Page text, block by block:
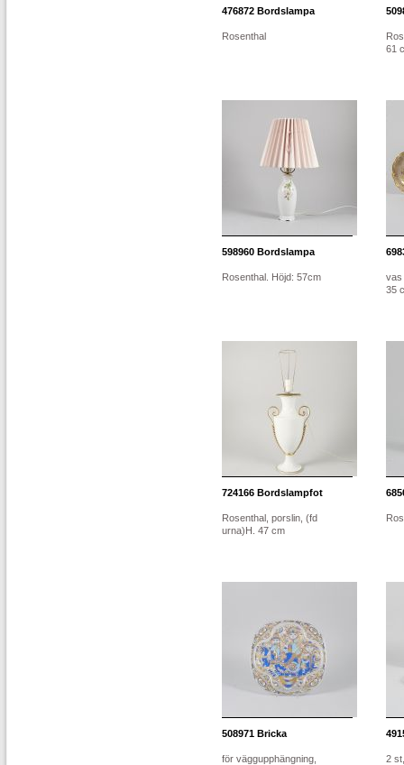
476872 Bordslampa
Rosenthal
61
598960 Bordslampa
Rosenthal. Höjd: 57cm
vas
35
724166 Bordslampfot
Rosenthal, porslin, (fd
urna)H. 47 cm
508971 Bricka
för väggupphängning,
2